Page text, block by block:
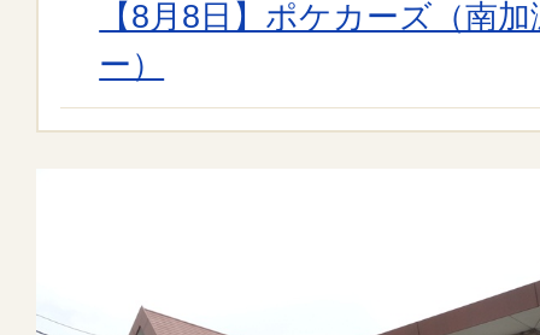
【8月8日】ポケカーズ（南
ー）